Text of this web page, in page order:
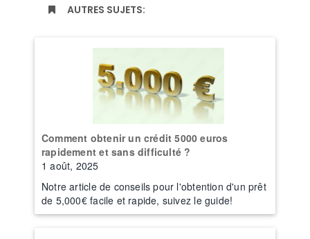
AUTRES SUJETS:
Comment obtenir un crédit 5000 euros
rapidement et sans difficulté ?
1 août, 2025
Notre article de conseils pour l'obtention d'un prêt
de 5,000€ facile et rapide, suivez le guide!